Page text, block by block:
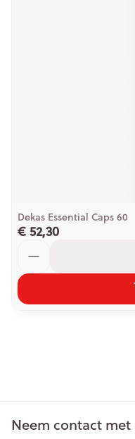
Dekas Essential Caps 60
€ 52,30
Neem contact met